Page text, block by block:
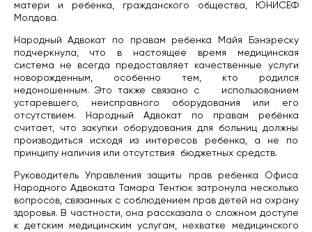
матери и ребенка, гражданского общества, ЮНИСЕФ
Молдова.
Народный Адвокат по правам ребенка Майя Бэнэреску
подчеркнула, что в настоящее время медицинская
система не всегда предоставляет качественные услуги
новорожденным, особенно тем, кто родился
недоношенным. Это также связано с использованием
устаревшего, неисправного оборудования или его
отсутствием. Народный Адвокат по правам ребёнка
считает, что закупки оборудования для больниц должны
производиться исходя из интересов ребенка, а не по
принципу наличия или отсутствия бюджетных средств.
Руководитель Управления защиты прав ребенка Офиса
Народного Адвоката Тамара Тентюк затронула несколько
вопросов, связанных с соблюдением прав детей на охрану
здоровья. В частности, она рассказала о сложном доступе
к детским медицинским услугам, нехватке медицинского